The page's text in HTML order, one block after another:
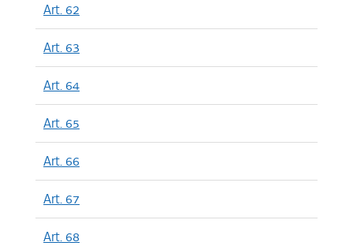
Art. 62
Art. 63
Art. 64
Art. 65
Art. 66
Art. 67
Art. 68